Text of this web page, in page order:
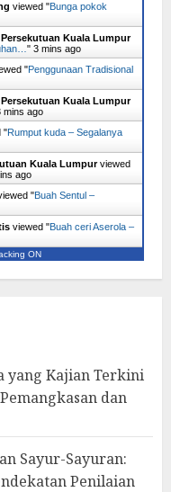
viewed "Bunga pokok
Kuala Lumpur
" 3 mins ago
"Penggunaan Tradisional
Kuala Lumpur
mins ago
"Rumput kuda – Segalanya
Kuala Lumpurviewed
ago
"Buah Sentul –
viewed "Buah ceri Aserola –
ON
yang Kajian Terkini
dan
Sayur-Sayuran:
Penilaian